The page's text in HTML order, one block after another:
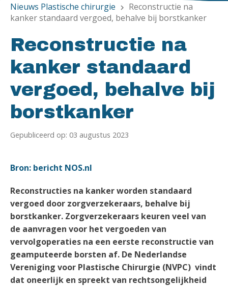
Nieuws Plastische chirurgie chevron_right
Reconstructie na
kanker standaard vergoed, behalve bij borstkanker
Reconstructie na
kanker standaard
vergoed, behalve bij
borstkanker
Gepubliceerd op: 03 augustus 2023
Bron: bericht NOS.nl
Reconstructies na kanker worden standaard
vergoed door zorgverzekeraars, behalve bij
borstkanker. Zorgverzekeraars keuren veel van
de aanvragen voor het vergoeden van
vervolgoperaties na een eerste reconstructie van
geamputeerde borsten af. De Nederlandse
Vereniging voor Plastische Chirurgie (NVPC) vindt
dat oneerlijk en spreekt van rechtsongelijkheid